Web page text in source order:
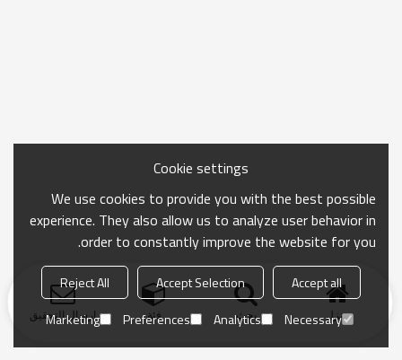
منزل بحث فئة ارسال التحقيق
Cookie settings
We use cookies to provide you with the best possible
experience. They also allow us to analyze user behavior in
order to constantly improve the website for you.
Accept all
Accept Selection
Reject All
Necessary
Analytics
Preferences
Marketing